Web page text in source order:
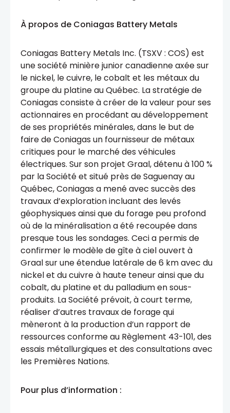
À propos de Coniagas Battery Metals
Coniagas Battery Metals Inc. (TSXV : COS) est
une société minière junior canadienne axée sur
le nickel, le cuivre, le cobalt et les métaux du
groupe du platine au Québec. La stratégie de
Coniagas consiste à créer de la valeur pour ses
actionnaires en procédant au développement
de ses propriétés minérales, dans le but de
faire de Coniagas un fournisseur de métaux
critiques pour le marché des véhicules
électriques. Sur son projet Graal, détenu à 100 %
par la Société et situé près de Saguenay au
Québec, Coniagas a mené avec succès des
travaux d’exploration incluant des levés
géophysiques ainsi que du forage peu profond
où de la minéralisation a été recoupée dans
presque tous les sondages. Ceci a permis de
confirmer le modèle de gîte à ciel ouvert à
Graal sur une étendue latérale de 6 km avec du
nickel et du cuivre à haute teneur ainsi que du
cobalt, du platine et du palladium en sous-
produits. La Société prévoit, à court terme,
réaliser d’autres travaux de forage qui
mèneront à la production d’un rapport de
ressources conforme au Règlement 43-101, des
essais métallurgiques et des consultations avec
les Premières Nations.
Pour plus d’information :